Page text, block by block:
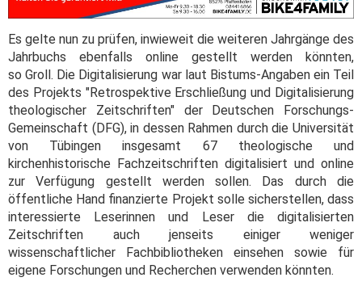
Es gelte nun zu prüfen, inwieweit die weiteren Jahrgänge des
Jahrbuchs ebenfalls online gestellt werden könnten,
so Groll. Die Digitalisierung war laut Bistums-Angaben ein Teil
des Projekts "Retrospektive Erschließung und Digitalisierung
theologischer Zeitschriften" der Deutschen Forschungs-
Gemeinschaft (DFG), in dessen Rahmen durch die Universität
von Tübingen insgesamt 67 theologische und
kirchenhistorische Fachzeitschriften digitalisiert und online
zur Verfügung gestellt werden sollen. Das durch die
öffentliche Hand finanzierte Projekt solle sicherstellen, dass
interessierte Leserinnen und Leser die digitalisierten
Zeitschriften auch jenseits einiger weniger
wissenschaftlicher Fachbibliotheken einsehen sowie für
eigene Forschungen und Recherchen verwenden könnten.